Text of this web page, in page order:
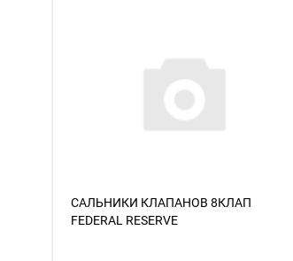
САЛЬНИКИ КЛАПАНОВ 8КЛАП
FEDERAL RESERVE